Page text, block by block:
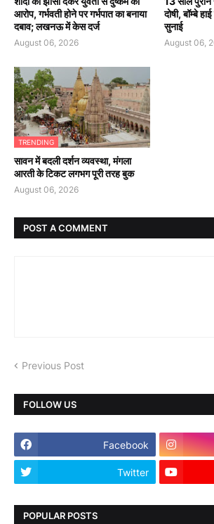
आरोप, गर्भवती होने पर गर्भपात का बनाया
दबाव; लखनऊ में केस दर्ज
August 06, 2026
दोषी, बॉम्बे
सुनाई
August 06,
TRENDING
सावन में बदली दर्शन व्यवस्था, मंगला
आरती के टिकट लगभग पूरी तरह बुक
August 06, 2026
POST A COMMENT
Previous Post
FOLLOW US
Facebook
Twitter
POPULAR POSTS